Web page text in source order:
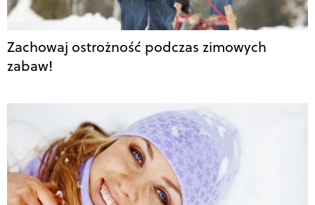
Zachowaj ostrożność podczas zimowych
zabaw!